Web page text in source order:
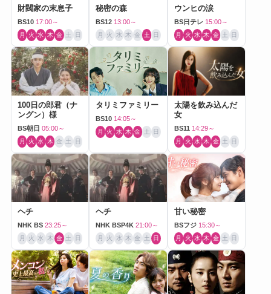
財閥家の末息子
BS10 17:00～
月 火 水 木 金 土 日
秘密の森
BS12 13:00～
月 火 水 木 金 土 日
ウンヒの涙
BS日テレ 15:00～
月 火 水 木 金 土 日
100日の郎君（ナ
ングン）様
BS朝日 05:00～
月 火 水 木 金 土 日
タリミファミリー
BS10 14:05～
月 火 水 木 金 土 日
太陽を飲み込んだ
女
BS11 14:29～
月 火 水 木 金 土 日
ヘチ
NHK BS 23:25～
月 火 水 木 金 土 日
ヘチ
NHK BSP4K 21:00～
月 火 水 木 金 土 日
甘い秘密
BSフジ 15:30～
月 火 水 木 金 土 日